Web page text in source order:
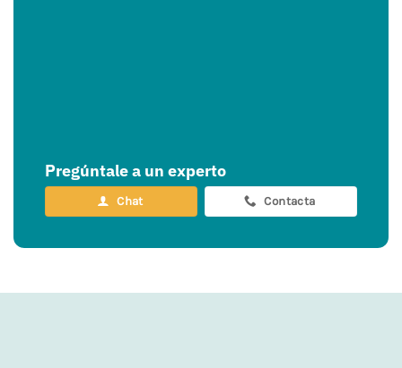
Pregúntale a un experto
Chat Contacta